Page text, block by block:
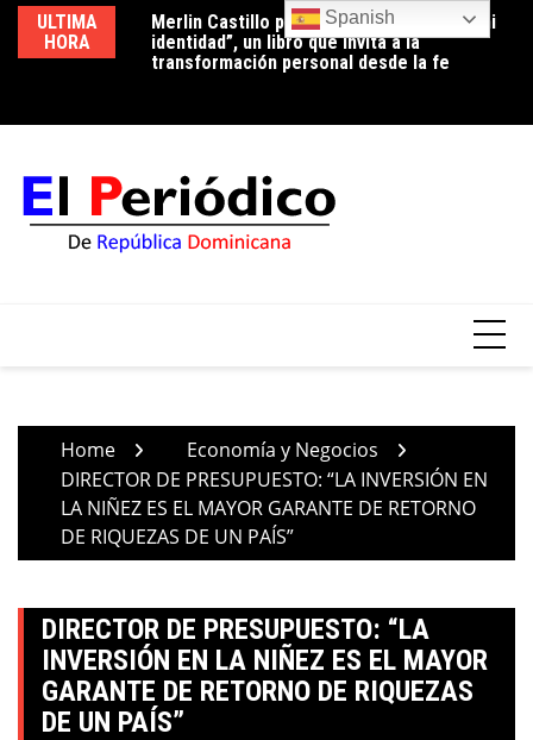
Skip
content
ULTIMA
HORA
Merlin Castillo presenta “Descubriendo mi
identidad”, un libro que invita a la
transformación personal desde la fe
Periodista Vicente Méndez pide la renuncia
del alcalde de Santo Domingo Oeste,
Francisco Peña, por deplorable situación de
Home
Economía y Negocios
DIRECTOR DE PRESUPUESTO: “LA INVERSIÓN EN
LA NIÑEZ ES EL MAYOR GARANTE DE RETORNO
DE RIQUEZAS DE UN PAÍS”
DIRECTOR DE PRESUPUESTO: “LA
INVERSIÓN EN LA NIÑEZ ES EL MAYOR
GARANTE DE RETORNO DE RIQUEZAS
DE UN PAÍS”
Spanish